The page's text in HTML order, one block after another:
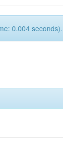
0.004 seconds).